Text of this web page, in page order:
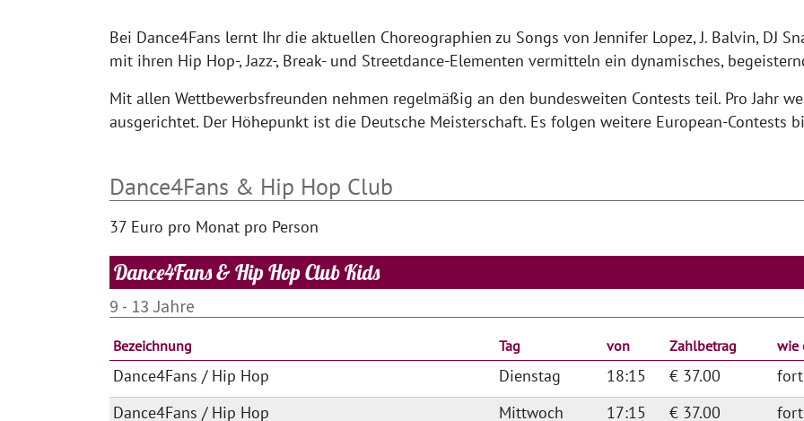
Bei Dance4Fans lernt Ihr die aktuellen Choreographien zu Songs von Jennifer Lopez, J. Balvin, DJ
mit ihren Hip Hop-, Jazz-, Break- und Streetdance-Elementen vermitteln ein dynamisches,
Mit allen Wettbewerbsfreunden nehmen regelmäßig an den bundesweiten Contests teil. Pro Jahr
ausgerichtet. Der Höhepunkt ist die Deutsche Meisterschaft. Es folgen weitere European-Contests
Dance4Fans & Hip Hop Club
37 Euro pro Monat pro Person
Dance4Fans & Hip Hop Club Kids
9 - 13 Jahre
Bezeichnung Tag von Zahlbetrag wie
Dance4Fans / Hip Hop Dienstag 18:15 € 37.00
Dance4Fans / Hip Hop
Mittwoch 17:15 € 37.00